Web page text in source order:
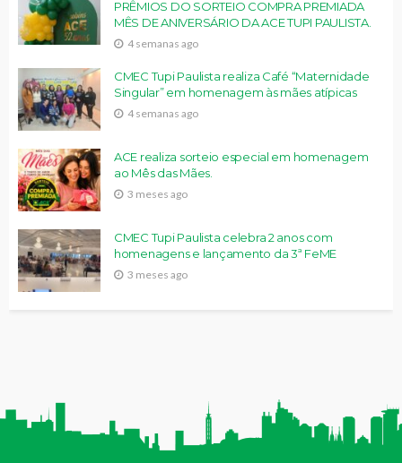
PRÊMIOS DO SORTEIO COMPRA PREMIADA
MÊS DE ANIVERSÁRIO DA ACE TUPI PAULISTA.
4 semanas ago
CMEC Tupi Paulista realiza Café “Maternidade
Singular” em homenagem às mães atípicas
4 semanas ago
ACE realiza sorteio especial em homenagem
ao Mês das Mães.
3 meses ago
CMEC Tupi Paulista celebra 2 anos com
homenagens e lançamento da 3ª FeME
3 meses ago